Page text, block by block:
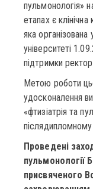
пульмонологія»
етапах є
яка
університеті
підтримки
Метою роботи
удосконалення
«фтизіатрія та
післядипломному
Проведені
пульмонології
присвяченого